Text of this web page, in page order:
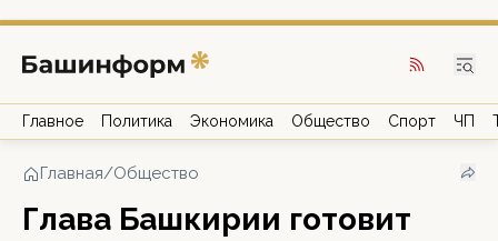
Главное Политика Экономика Общество Спорт ЧП
Главная/Общество
Глава Башкирии готовит